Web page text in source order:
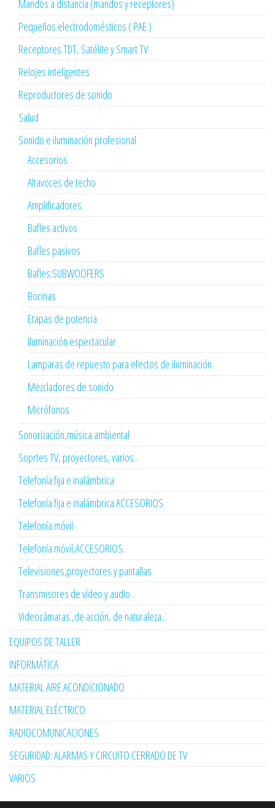
Mandos a distancia (mandos y receptores)
Pequeños electrodomésticos ( PAE )
Receptores TDT, Satélite y Smart TV
Relojes inteligentes
Reproductores de sonido
Salud
Sonido e iluminación profesional
Accesorios
Altavoces de techo
Amplificadores
Bafles activos
Bafles pasivos
Bafles:SUBWOOFERS
Bocinas
Etapas de potencia
Iluminación espectacular
Lamparas de repuesto para efectos de iluminación
Mezcladores de sonido
Micrófonos
Sonorización,música ambiental
Soprtes TV, proyectores, varios..
Telefonía fija e inalámbrica
Telefonía fija e inalámbrica ACCESORIOS
Telefonía móvil
Telefonía móvil,ACCESORIOS.
Televisiones,proyectores y pantallas
Transmisores de vídeo y audio...
Videocámaras ,de acción, de naturaleza...
EQUIPOS DE TALLER
INFORMÁTICA
MATERIAL AIRE ACONDICIONADO
MATERIAL ELÉCTRICO
RADIOCOMUNICACIONES
SEGURIDAD: ALARMAS Y CIRCUITO CERRADO DE TV
VARIOS